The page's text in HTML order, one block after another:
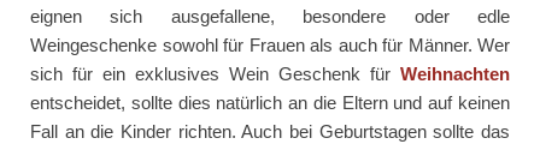
eignen sich ausgefallene, besondere oder edle
Weingeschenke sowohl für Frauen als auch für Männer. Wer
sich für ein exklusives Wein Geschenk für Weihnachten
entscheidet, sollte dies natürlich an die Eltern und auf keinen
Fall an die Kinder richten. Auch bei Geburtstagen sollte das